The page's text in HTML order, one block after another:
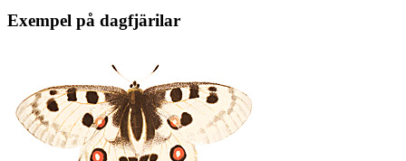
Exempel på dagfjärilar